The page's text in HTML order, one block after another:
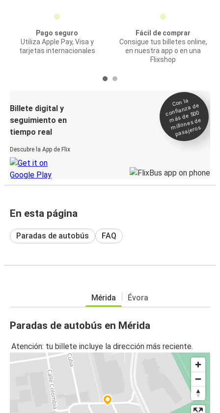
Pago seguro
Utiliza Apple Pay, Visa y
tarjetas internacionales
Fácil de comprar
Consigue tus billetes online,
en nuestra app o en una
Flixshop
Billete digital y
seguimiento en
tiempo real
Descubre la App de Flix
Con la
confianza de
más de 500
millones de
pasajeros
En esta página
Paradas de autobús FAQ
Mérida Évora
Paradas de autobús en Mérida
Atención: tu billete incluye la dirección más reciente.